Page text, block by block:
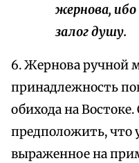
жернова,
залог душу.
6. Жернова ручной
принадлежность
обихода на
предположить, что
выраженное на